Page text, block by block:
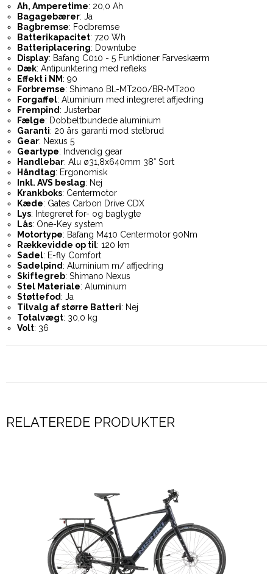
Ah, Amperetime: 20,0 Ah
Bagagebærer: Ja
Bagbremse: Fodbremse
Batterikapacitet: 720 Wh
Batteriplacering: Downtube
Display: Bafang C010 - 5 Funktioner Farveskærm
Dæk: Antipunktering med refleks
Effekt i NM : 90
Forbremse: Shimano BL-MT200/BR-MT200
Forgaffel: Aluminium med integreret affjedring
Frempind: Justerbar
Fælge: Dobbeltbundede aluminium
Garanti: 20 års garanti mod stelbrud
Gear: Nexus 5
Geartype: Indvendig gear
Handlebar: Alu ø31,8x640mm 38° Sort
Håndtag: Ergonomisk
Inkl. AVS beslag: Nej
Krankboks: Centermotor
Kæde: Gates Carbon Drive CDX
Lys: Integreret for- og baglygte
Lås: One-Key system
Motortype: Bafang M410 Centermotor 90Nm
Rækkevidde op til: 120 km
Sadel: E-fly Comfort
Sadelpind: Aluminium m/ affjedring
Skiftegreb: Shimano Nexus
Stel Materiale: Aluminium
Støttefod: Ja
Tilvalg af større Batteri: Nej
Totalvægt: 30,0 kg
Volt: 36
RELATEREDE PRODUKTER